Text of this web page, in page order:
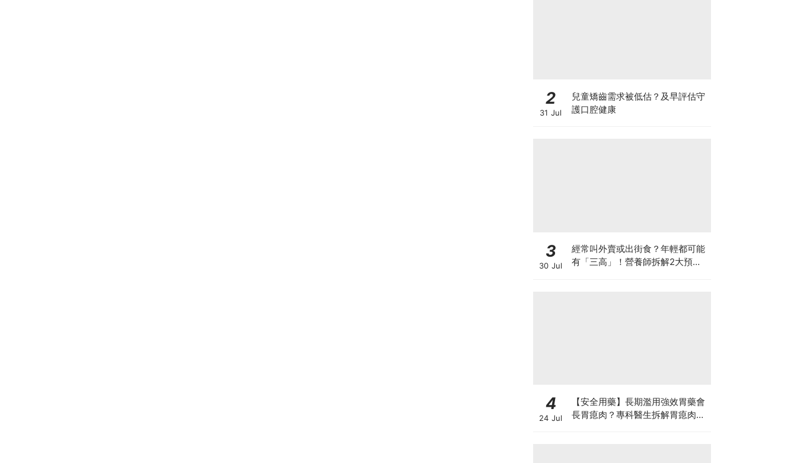
2
31 Jul
兒童矯齒需求被低估？及早評估守
護口腔健康
3
30 Jul
經常叫外賣或出街食？年輕都可能
有「三高」！營養師拆解2大預防
4
24 Jul
【安全用藥】長期濫用強效胃藥會
長胃瘜肉？專科醫生拆解胃瘜肉癌